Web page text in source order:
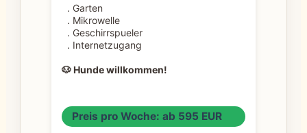
. Garten
. Mikrowelle
. Geschirrspueler
. Internetzugang
🐶 Hunde willkommen!
Preis pro Woche: ab 595 EUR